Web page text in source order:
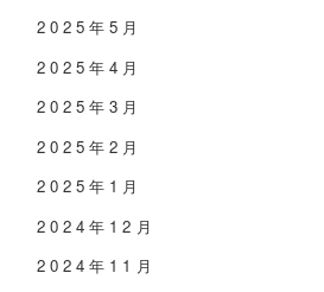
2025年5月
2025年4月
2025年3月
2025年2月
2025年1月
2024年12月
2024年11月